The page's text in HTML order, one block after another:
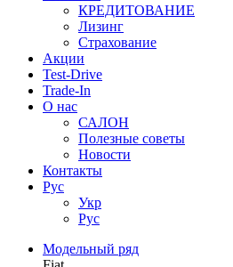
КРЕДИТОВАНИЕ
Лизинг
Страхование
Акции
Test-Drive
Trade-In
О нас
САЛОН
Полезные советы
Новости
Контакты
Руc
Укр
Руc
Модельный ряд